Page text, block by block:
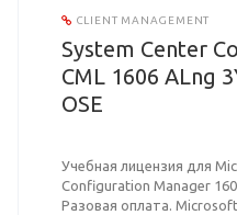
CLIENT MANAGEMENT
System Center
CML 1606 ALng
OSE
Учебная лицензия для
Configuration Manager
Разовая оплата.